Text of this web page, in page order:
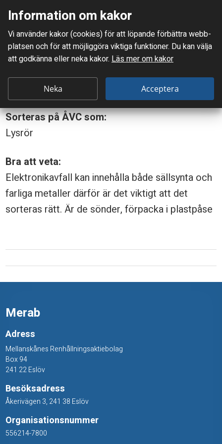
Mellanskånes Renhållnings AB
Du är här: Lysrör över 60 cm
s
r
ö
ö
v
e
6
0
c
m
Lysrör över 60 cm
Sorteras på ÅVC som:
Lysrör
Bra att veta:
Elektronikavfall kan innehålla både sällsynta och
farliga metaller därför är det viktigt att det
sorteras rätt. Är de sönder, förpacka i plastpåse
Merab
Adress
Mellanskånes Renhållningsaktiebolag
Box 94
241 22 Eslöv
Besöksadress
Åkerivägen 3, 241 38 Eslöv
Organisationsnummer
556214-7800
Information om kakor
Vi använder kakor (cookies) för att löpande förbättra webb­
platsen och för att möjlig­göra viktiga funktioner. Du kan välja
att godkänna eller neka kakor. Läs mer om kakor
Neka Acceptera